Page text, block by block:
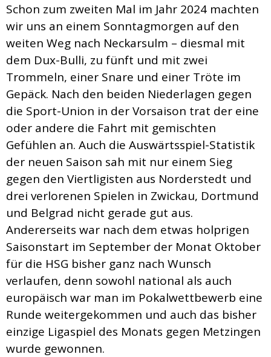
Schon zum zweiten Mal im Jahr 2024 machten
wir uns an einem Sonntagmorgen auf den
weiten Weg nach Neckarsulm – diesmal mit
dem Dux-Bulli, zu fünft und mit zwei
Trommeln, einer Snare und einer Tröte im
Gepäck. Nach den beiden Niederlagen gegen
die Sport-Union in der Vorsaison trat der eine
oder andere die Fahrt mit gemischten
Gefühlen an. Auch die Auswärtsspiel-Statistik
der neuen Saison sah mit nur einem Sieg
gegen den Viertligisten aus Norderstedt und
drei verlorenen Spielen in Zwickau, Dortmund
und Belgrad nicht gerade gut aus.
Andererseits war nach dem etwas holprigen
Saisonstart im September der Monat Oktober
für die HSG bisher ganz nach Wunsch
verlaufen, denn sowohl national als auch
europäisch war man im Pokalwettbewerb eine
Runde weitergekommen und auch das bisher
einzige Ligaspiel des Monats gegen Metzingen
wurde gewonnen.